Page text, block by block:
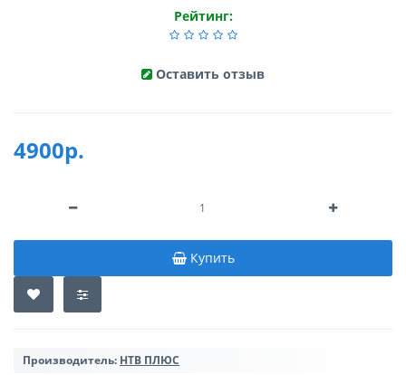
Рейтинг:
Оставить отзыв
4900р.
Купить
Производитель: НТВ ПЛЮС